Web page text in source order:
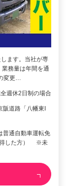
ます。当社が専
務量は年間を通
変更…
週休2日制の場合
阪道路「八幡東I
普通自動車運転免
得した方） ※未